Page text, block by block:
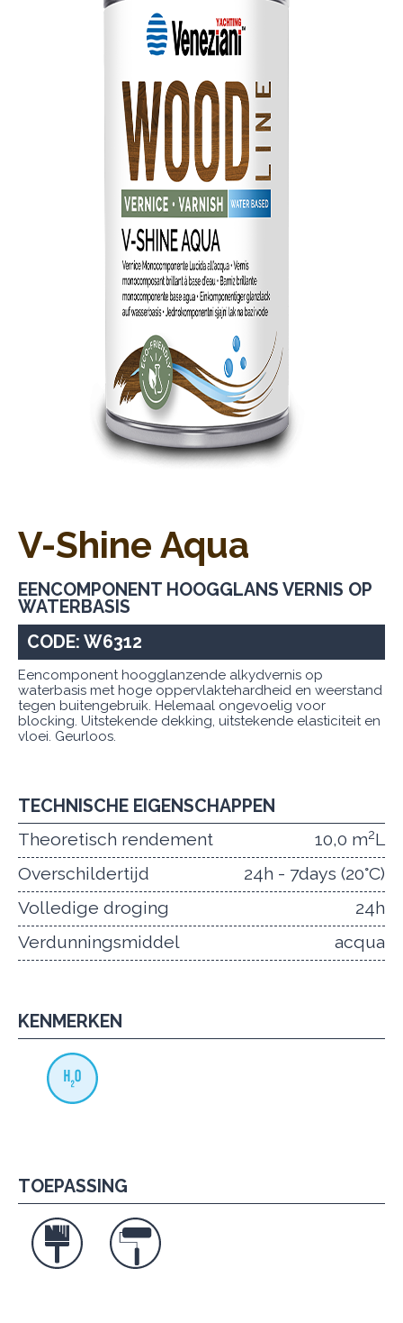
V-Shine Aqua
EENCOMPONENT HOOGGLANS VERNIS OP
WATERBASIS
CODE: W6312
Eencomponent hoogglanzende alkydvernis op
waterbasis met hoge oppervlaktehardheid en weerstand
tegen buitengebruik. Helemaal ongevoelig voor
blocking. Uitstekende dekking, uitstekende elasticiteit en
vloei. Geurloos.
TECHNISCHE EIGENSCHAPPEN
Theoretisch rendement
10,0 m2L
Overschildertijd
24h - 7days (20°C)
Volledige droging
24h
Verdunningsmiddel
acqua
KENMERKEN
TOEPASSING